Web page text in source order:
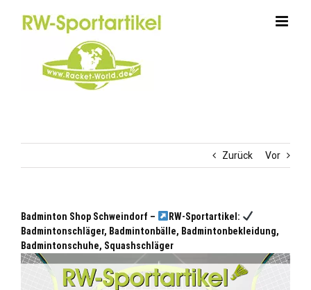
Zurück Vor
Badminton Shop Schweindorf –
RW-Sportartikel:
Badmintonschläger, Badmintonbälle, Badmintonbekleidung,
Badmintonschuhe, Squashschläger